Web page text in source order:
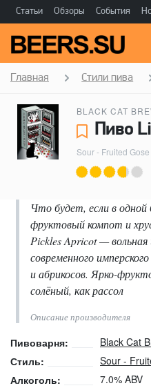
Статьи Обзоры События
Главная Стили пива
BLACK CAT
Sour - Fruited Gose
Что будет, если в
фруктовый компот и
Pickles Apricot —
современного
и абрикосов. Ярко-
солёный, как рассол
Описание производителя
Пивоварня:
Black Cat
Стиль:
Sour -
Алкоголь:
7.0% ABV